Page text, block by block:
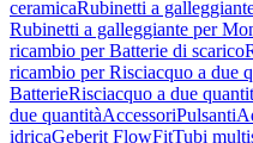
ceramicaRubinetti a
Rubinetti a galleggiante per
ricambio per Batterie di scarico
ricambio per Risciacquo a due
BatterieRisciacquo a due
due quantitàAccessoriPulsanti
idricaGeberit FlowFitTubi